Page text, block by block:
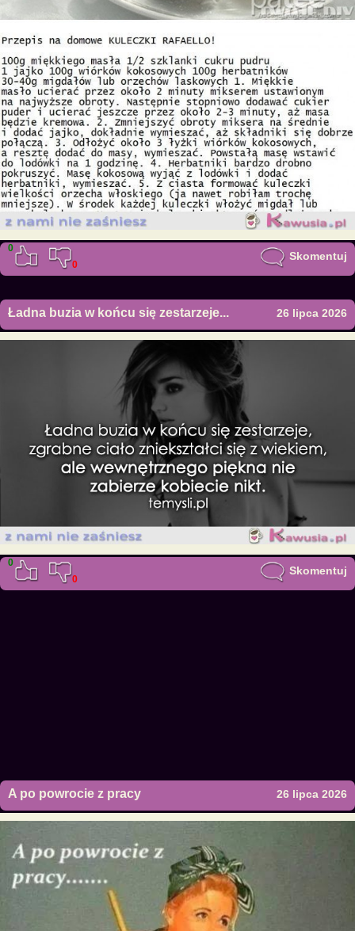
0
0
Skomentuj
Ładna buzia w końcu się zestarzeje... 26 lipca 2026
0
0
Skomentuj
A po powrocie z pracy 26 lipca 2026